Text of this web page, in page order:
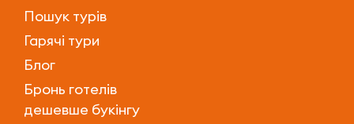
Пошук турів
Гарячі тури
Блог
Бронь готелів
дешевше букінгу